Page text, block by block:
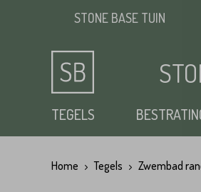
STONE BASE TUIN
TEGELS
Keramische tuintegels
Klinkers
Opsluitbanden
Siergrind
Vloertegels
Home Tegels Zwembad